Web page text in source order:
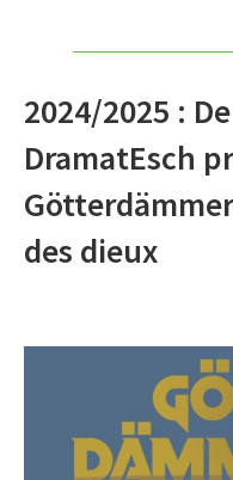
2024/2025 :
DramatEsch
des dieux